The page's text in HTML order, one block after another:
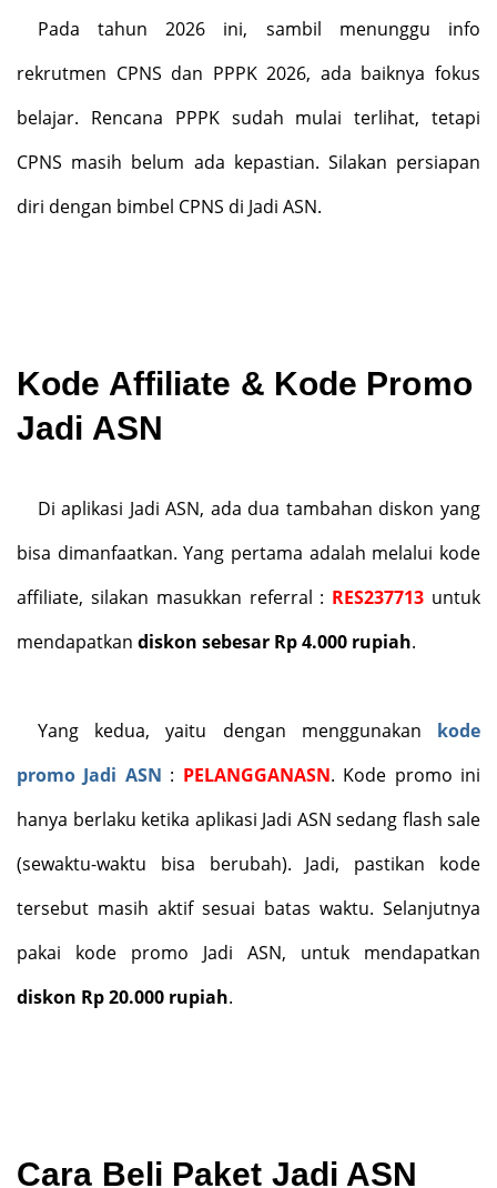
Pada tahun 2026 ini, sambil menunggu info
rekrutmen CPNS dan PPPK 2026, ada baiknya fokus
belajar. Rencana PPPK sudah mulai terlihat, tetapi
CPNS masih belum ada kepastian. Silakan persiapan
diri dengan bimbel CPNS di Jadi ASN.
Kode Affiliate & Kode Promo
Jadi ASN
Di aplikasi Jadi ASN, ada dua tambahan diskon yang
bisa dimanfaatkan. Yang pertama adalah melalui kode
affiliate, silakan masukkan referral : RES237713 untuk
mendapatkan diskon sebesar Rp 4.000 rupiah.
Yang kedua, yaitu dengan menggunakan kode
promo Jadi ASN : PELANGGANASN. Kode promo ini
hanya berlaku ketika aplikasi Jadi ASN sedang flash sale
(sewaktu-waktu bisa berubah). Jadi, pastikan kode
tersebut masih aktif sesuai batas waktu. Selanjutnya
pakai kode promo Jadi ASN, untuk mendapatkan
diskon Rp 20.000 rupiah.
Cara Beli Paket Jadi ASN